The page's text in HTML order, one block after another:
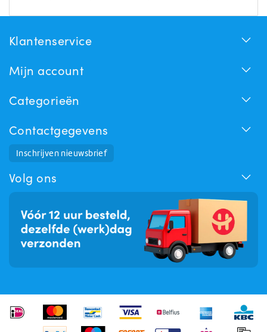
Klantenservice
Mijn account
Categorieën
Contactgegevens
Inschrijven nieuwsbrief
Volg ons